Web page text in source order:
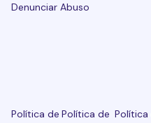
Denunciar Abuso
Política de Política de Política